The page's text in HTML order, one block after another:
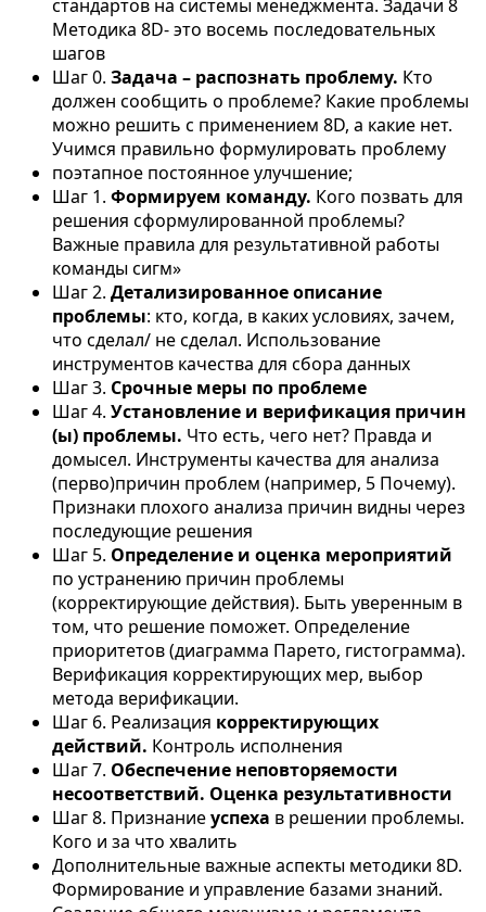
стандартов на системы менеджмента. Задачи 8
Методика 8D- это восемь последовательных
шагов
Шаг 0. Задача – распознать проблему. Кто
должен сообщить о проблеме? Какие проблемы
можно решить с применением 8D, а какие нет.
Учимся правильно формулировать проблему
поэтапное постоянное улучшение;
Шаг 1. Формируем команду. Кого позвать для
решения сформулированной проблемы?
Важные правила для результативной работы
команды сигм»
Шаг 2. Детализированное описание
проблемы: кто, когда, в каких условиях, зачем,
что сделал/ не сделал. Использование
инструментов качества для сбора данных
Шаг 3. Срочные меры по проблеме
Шаг 4. Установление и верификация причин
(ы) проблемы. Что есть, чего нет? Правда и
домысел. Инструменты качества для анализа
(перво)причин проблем (например, 5 Почему).
Признаки плохого анализа причин видны через
последующие решения
Шаг 5. Определение и оценка мероприятий
по устранению причин проблемы
(корректирующие действия). Быть уверенным в
том, что решение поможет. Определение
приоритетов (диаграмма Парето, гистограмма).
Верификация корректирующих мер, выбор
метода верификации.
Шаг 6. Реализация корректирующих
действий. Контроль исполнения
Шаг 7. Обеспечение неповторяемости
несоответствий. Оценка результативности
Шаг 8. Признаниеуспеха в решении проблемы.
Кого и за что хвалить
Дополнительные важные аспекты методики 8D.
Формирование и управление базами знаний.